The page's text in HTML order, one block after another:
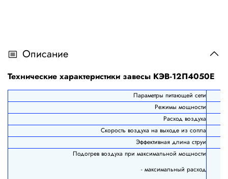
Описание
Технические характеристики завесы КЭВ-12П4050Е
Параметры питающей сети
Режимы мощности
Расход воздуха
Скорость воздуха на выходе из сопла
Эффективная длина струи
Подогрев воздуха при максимальной мощности
- максимальный расход